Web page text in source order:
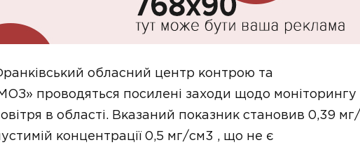
обласний центр контрою та
проводяться посилені заходи щодо моніторингу
в області. Вказаний показник становив 0,39 мг/
концентрації 0,5 мг/см3 , що не є